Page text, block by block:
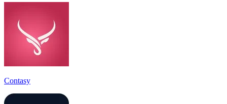
Contasy